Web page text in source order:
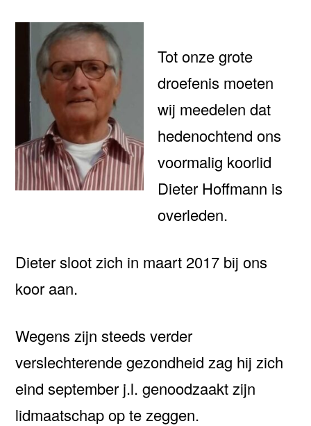
Tot onze grote
droefenis moeten
wij meedelen dat
hedenochtend ons
voormalig koorlid
Dieter Hoffmann is
overleden.
Dieter sloot zich in maart 2017 bij ons
koor aan.
Wegens zijn steeds verder
verslechterende gezondheid zag hij zich
eind september j.l. genoodzaakt zijn
lidmaatschap op te zeggen.